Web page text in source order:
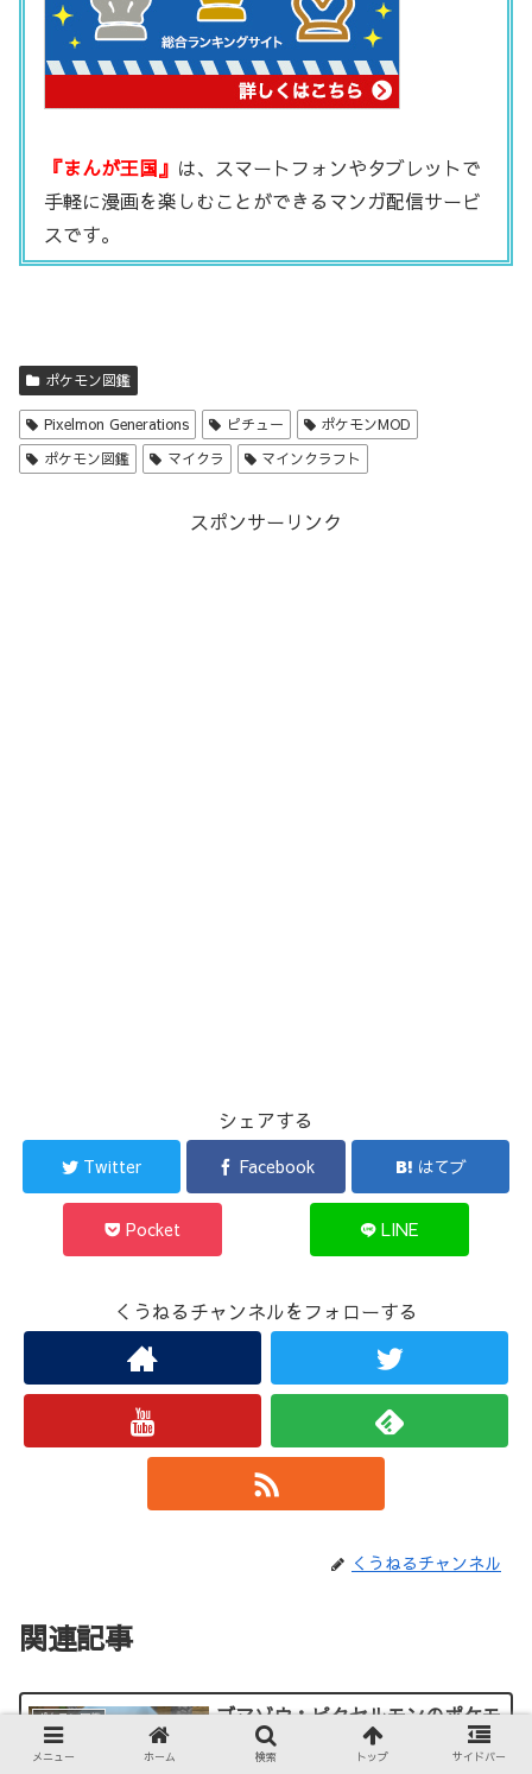
『まんが王国』 は、スマートフォンやタブレットで
手軽に漫画を楽しむことができるマンガ配信サービ
スです。
ポケモン図鑑
Pixelmon Generations ピチュー
ポケモンMOD
ポケモン図鑑
マイクラ マインクラフト
スポンサーリンク
シェアする
Twitter Facebook はてブ
Pocket LINE
くうねるチャンネルをフォローする
くうねるチャンネル
関連記事
ポケモン図鑑
ゴマゾウ：ピクセルモンのポケモ
ン図鑑No.231
メニュー ホーム 検索 トップ サイドバー